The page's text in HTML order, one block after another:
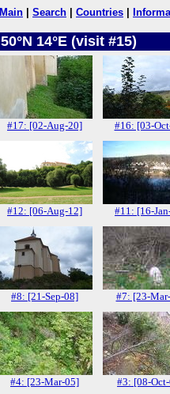
Main Search Countries
50°N 14°E (visit #15)
#17: [02-Aug-20] #16: [03-
#12: [06-Aug-12] #11: [16-
#8: [21-Sep-08] #7: [23-
#4: [23-Mar-05] #3: [08-